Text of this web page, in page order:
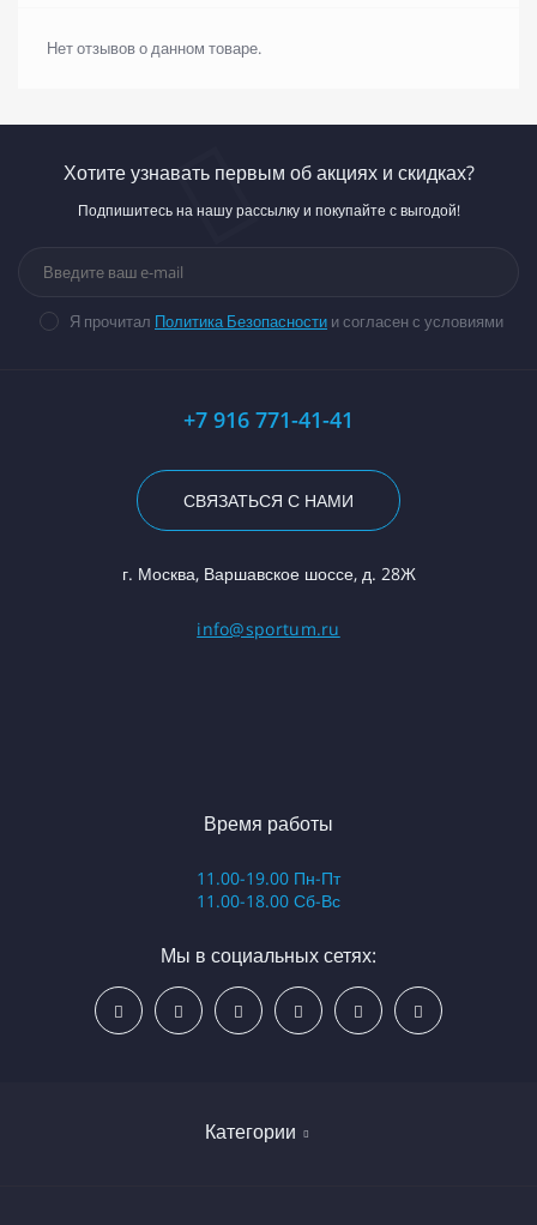
Нет отзывов о данном товаре.
Хотите узнавать первым об акциях и скидках?
Подпишитесь на нашу рассылку и покупайте с выгодой!
Я прочитал Политика Безопасности и согласен с условиями
+7 916 771-41-41
СВЯЗАТЬСЯ С НАМИ
г. Москва, Варшавское шоссе, д. 28Ж
info@sportum.ru
Категории
Время работы
11.00-19.00 Пн-Пт
11.00-18.00 Сб-Вс
Мы в социальных сетях: